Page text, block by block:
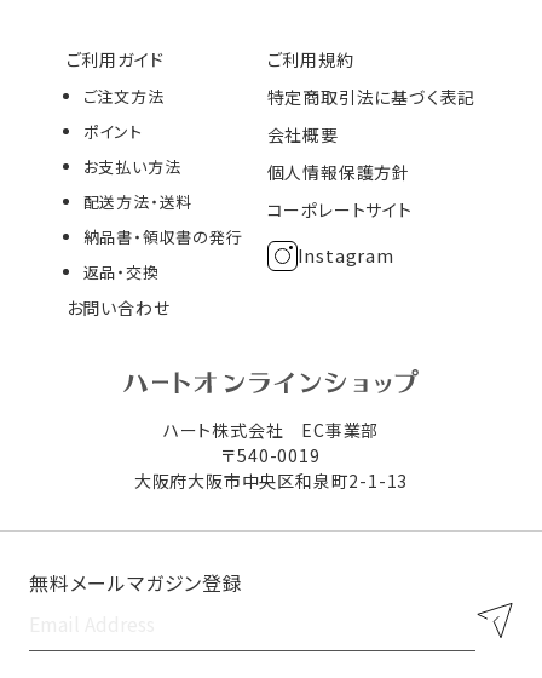
ハート株式会社 EC事業部
〒540-0019
大阪府大阪市中央区和泉町2-1-13
無料メールマガジン登録
ご利用ガイド
ご注文方法
ポイント
お支払い方法
配送方法・送料
納品書・領収書の発行
返品・交換
お問い合わせ
ご利用規約
特定商取引法に基づく表記
会社概要
個人情報保護方針
コーポレートサイト
Instagram